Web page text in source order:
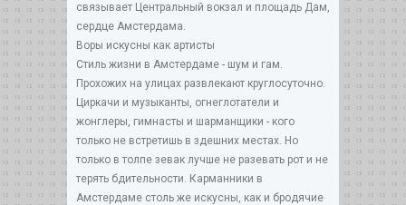
связывает Центральный вокзал и площадь Дам,
сердце Амстердама.
Воры искусны как артисты
Стиль жизни в Амстердаме - шум и гам.
Прохожих на улицах развлекают круглосуточно.
Циркачи и музыканты, огнеглотатели и
жонглеры, гимнасты и шарманщики - кого
только не встретишь в здешних местах. Но
только в толпе зевак лучше не разевать рот и не
терять бдительности. Карманники в
Амстердаме столь же искусны, как и бродячие